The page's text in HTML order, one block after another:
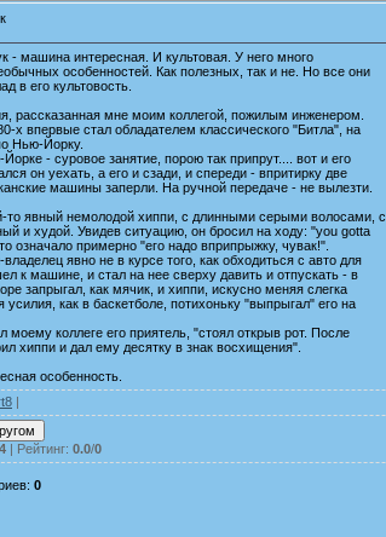
- машина интересная. И культовая. У него много
особенностей. Как полезных, так и не. Но все они
в его культовость.
рассказанная мне моим коллегой, пожилым инженером.
х впервые стал обладателем классического "Битла", на
Нью-Йорку.
- суровое занятие, порою так припрут.... вот и его
он уехать, а его и сзади, и спереди - впритирку две
машины заперли. На ручной передаче - не вылезти.
то явный немолодой хиппи, с длинными серыми волосами, с
и худой. Увидев ситуацию, он бросил на ходу: "you gotta
означало примерно "его надо вприпрыжку, чувак!".
явно не в курсе того, как обходиться с авто для
к машине, и стал на нее сверху давить и отпускать - в
запрыгал, как мячик, и хиппи, искусно меняя слегка
усилия, как в баскетболе, потихоньку "выпрыгал" его на
моему коллеге его приятель, "стоял открыв рот. После
хиппи и дал ему десятку в знак восхищения".
особенность.
|
| Рейтинг: 0.0/0
: 0